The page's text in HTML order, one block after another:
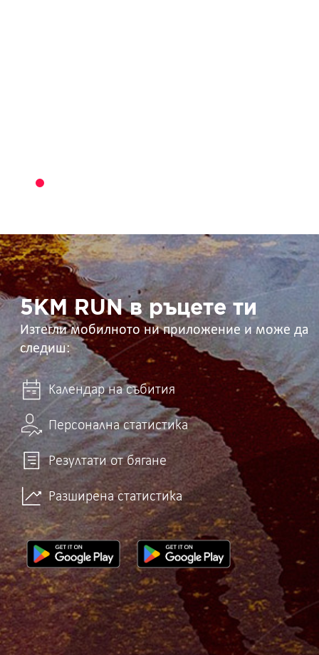
5KM
RUN
в
ръцете
ти 5KM RUN в ръцете ти
Изтегли мобилното ни приложение и може да
следиш:
Календар на събития
Персонална статистика
Резултати от бягане
Разширена статистика